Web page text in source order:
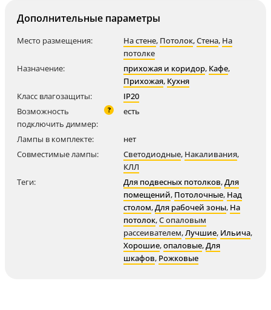
Дополнительные параметры
Место размещения: На стене, Потолок,Стена, На
потолке
Назначение:
прихожая и коридор, Кафе,
Прихожая, Кухня
Класс влагозащиты:
IP20
Возможность
подключить диммер:
? есть
Лампы в комплекте:
нет
Совместимые лампы:
Светодиодные, Накаливания,
КЛЛ
Теги:
Для подвесных потолков,Для
помещений, Потолочные, Над
столом,Для рабочей зоны, На
потолок,С опаловым
рассеивателем,Лучшие, Ильича,
Хорошие,опаловые,Для
шкафов, Рожковые